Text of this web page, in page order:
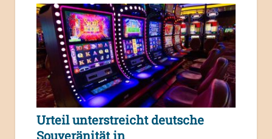
Urteil unterstreicht deutsche
Souveränität in